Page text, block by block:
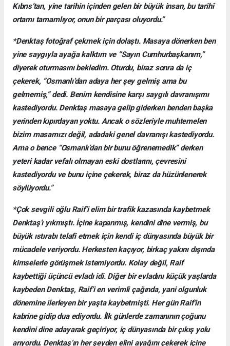
Kıbrıs’tan, yine tarihin içinden gelen bir büyük insan, bu tarihî
ortamı tamamlıyor, onun bir parçası oluyordu.”
*Denktaş fotoğraf çekmek için dolaştı. Masaya dönerken ben
yine saygıyla ayağa kalktım ve “Sayın Cumhurbaşkanım,”
diyerek oturmasını bekledim. Oturdu, biraz sonra da iç
çekerek, “Osmanlı’dan adaya her şey gelmiş ama bu
gelmemiş,” dedi. Benim kendisine karşı saygılı davranışımı
kastediyordu. Denktaş masaya gelip giderken benden başka
yerinden kıpırdayan yoktu. Ancak o sözleriyle muhtemelen
bizim masamızı değil, adadaki genel davranışı kastediyordu.
Ama o bence “Osmanlı’dan bir bunu öğrenemedik” derken
yeteri kadar vefalı olmayan eski dostlarını, çevresini
kastediyordu ve bunu içine çekerek, biraz da hüzünlenerek
söylüyordu.”
*Çok sevgili oğlu Raif’i elim bir trafik kazasında kaybetmek
Denktaş’ı yıkmıştı. İçine kapanmış, kendini dine vermiş, bu
büyük ıstırabı telafi etmek için kendi iç dünyasında büyük bir
mücadele veriyordu. Herkesten kaçıyor, birkaç yakını dışında
kimselerle görüşmek istemiyordu. Kolay değil, Raif
kaybettiği üçüncü evladı idi. Diğer bir evladını küçük yaşlarda
kaybeden Denktaş, Raif’i en verimli çağında, yani olgunluk
dönemine ilerleyen bir yaşta kaybetmişti. Her gün Raif’in
kabrine gidip dua ediyordu. İlk günlerde zamanının çoğunu
kendini dine adayarak geçiriyor, iç dünyasında bir çıkış yolu
arıyordu. Denktaş’ın her şeyden elini ayağını çekerek içine